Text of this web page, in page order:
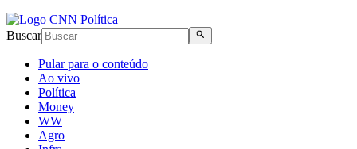
Buscar
Pular para o conteúdo
Ao vivo
Política
Money
WW
Agro